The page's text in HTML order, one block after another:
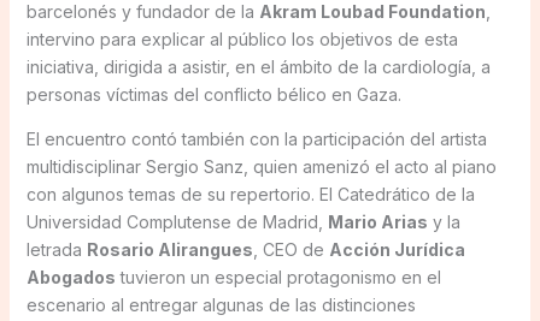
barcelonés y fundador de la Akram Loubad Foundation
intervino para explicar al público los objetivos de esta
iniciativa, dirigida a asistir, en el ámbito de la cardiología, a
personas víctimas del conflicto bélico en Gaza.
El encuentro contó también con la participación del artista
multidisciplinar Sergio Sanz, quien amenizó el acto al piano
con algunos temas de su repertorio. El Catedrático de la
Universidad Complutense de Madrid, Mario Arias y la
letrada Rosario Alirangues , CEO de Acción Jurídica
Abogados tuvieron un especial protagonismo en el
escenario al entregar algunas de las distinciones